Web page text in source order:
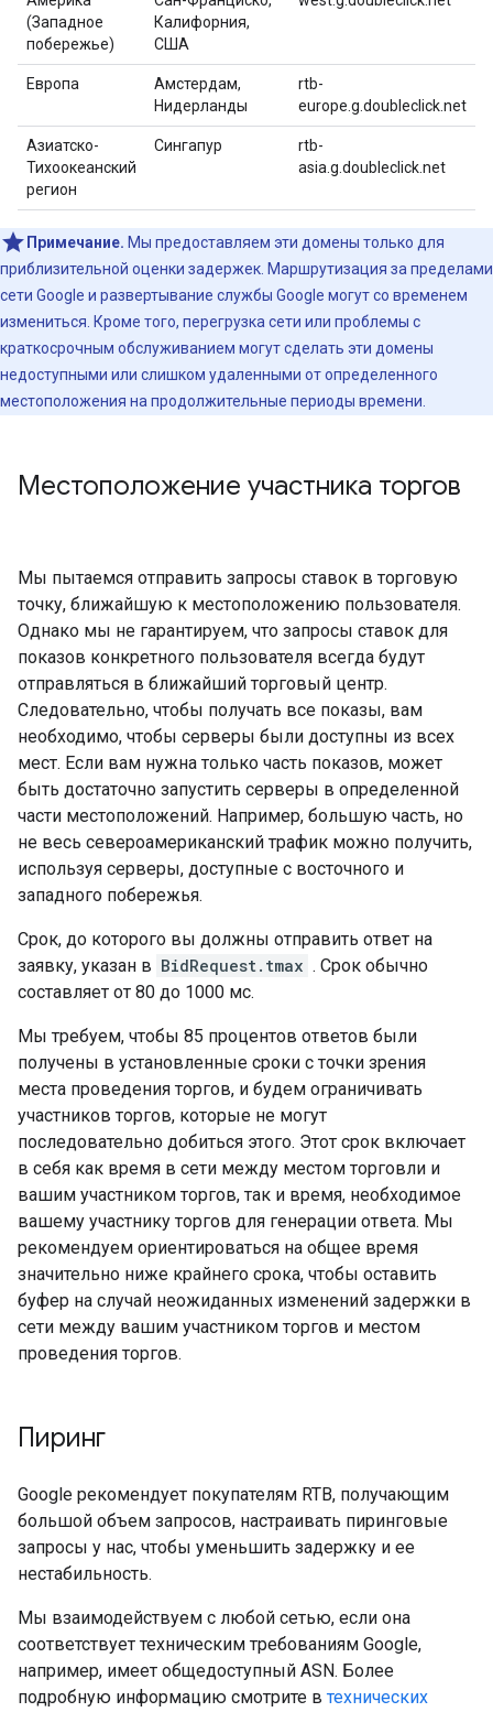
(Западное
побережье)
Калифорния,
США
Европа
Амстердам,
Нидерланды
rtb-
europe.g.doubleclick.net
Азиатско-
Тихоокеанский
регион
Сингапур
rtb-
asia.g.doubleclick.net
Примечание. Мы предоставляем эти домены только для
приблизительной оценки задержек. Маршрутизация за пределами
сети Google и развертывание службы Google могут со временем
измениться. Кроме того, перегрузка сети или проблемы с
краткосрочным обслуживанием могут сделать эти домены
недоступными или слишком удаленными от определенного
местоположения на продолжительные периоды времени.
Местоположение участника торгов
Мы пытаемся отправить запросы ставок в торговую
точку, ближайшую к местоположению пользователя.
Однако мы не гарантируем, что запросы ставок для
показов конкретного пользователя всегда будут
отправляться в ближайший торговый центр.
Следовательно, чтобы получать все показы, вам
необходимо, чтобы серверы были доступны из всех
мест. Если вам нужна только часть показов, может
быть достаточно запустить серверы в определенной
части местоположений. Например, большую часть, но
не весь североамериканский трафик можно получить,
используя серверы, доступные с восточного и
западного побережья.
Срок, до которого вы должны отправить ответ на
заявку, указан в BidRequest.tmax . Срок обычно
составляет от 80 до 1000 мс.
Мы требуем, чтобы 85 процентов ответов были
получены в установленные сроки с точки зрения
места проведения торгов, и будем ограничивать
участников торгов, которые не могут
последовательно добиться этого. Этот срок включает
в себя как время в сети между местом торговли и
вашим участником торгов, так и время, необходимое
вашему участнику торгов для генерации ответа. Мы
рекомендуем ориентироваться на общее время
значительно ниже крайнего срока, чтобы оставить
буфер на случай неожиданных изменений задержки в
сети между вашим участником торгов и местом
проведения торгов.
Пиринг
Google рекомендует покупателям RTB, получающим
большой объем запросов, настраивать пиринговые
запросы у нас, чтобы уменьшить задержку и ее
нестабильность.
Мы взаимодействуем с любой сетью, если она
соответствует техническим требованиям Google,
например, имеет общедоступный ASN. Более
подробную информацию смотрите в технических